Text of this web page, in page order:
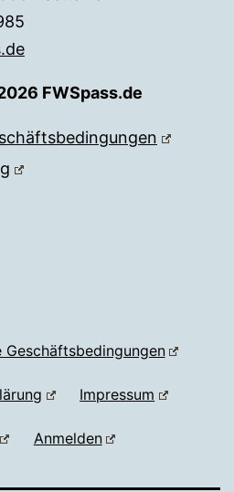
FWSpass.de
Geschäftsbedingungen
Impressum
Anmelden